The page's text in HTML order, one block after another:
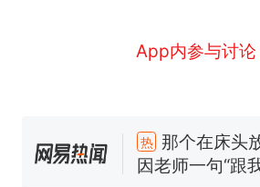
App内参与讨论
热
那个在床头
因老师一句“跟